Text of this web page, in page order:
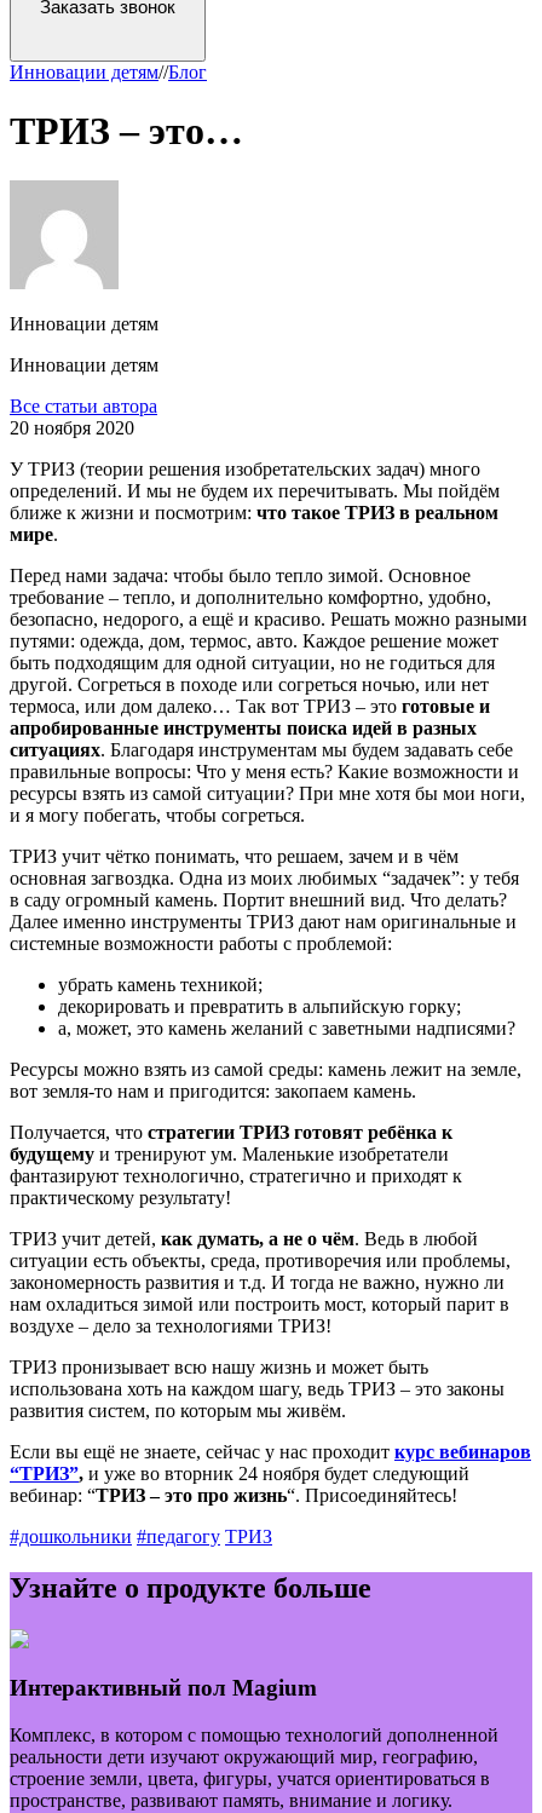
Заказать звонок
Инновации детям//Блог
ТРИЗ – это…
Инновации детям
Инновации детям
Все статьи автора
20 ноября 2020
У ТРИЗ (теории решения изобретательских задач) много
определений. И мы не будем их перечитывать. Мы пойдём
ближе к жизни и посмотрим: что такое ТРИЗ в реальном
мире.
Перед нами задача: чтобы было тепло зимой. Основное
требование – тепло, и дополнительно комфортно, удобно,
безопасно, недорого, а ещё и красиво. Решать можно разными
путями: одежда, дом, термос, авто. Каждое решение может
быть подходящим для одной ситуации, но не годиться для
другой. Согреться в походе или согреться ночью, или нет
термоса, или дом далеко… Так вот ТРИЗ – это готовые и
апробированные инструменты поиска идей в разных
ситуациях. Благодаря инструментам мы будем задавать себе
правильные вопросы: Что у меня есть? Какие возможности и
ресурсы взять из самой ситуации? При мне хотя бы мои ноги,
и я могу побегать, чтобы согреться.
ТРИЗ учит чётко понимать, что решаем, зачем и в чём
основная загвоздка. Одна из моих любимых “задачек”: у тебя
в саду огромный камень. Портит внешний вид. Что делать?
Далее именно инструменты ТРИЗ дают нам оригинальные и
системные возможности работы с проблемой:
убрать камень техникой;
декорировать и превратить в альпийскую горку;
а, может, это камень желаний с заветными надписями?
Ресурсы можно взять из самой среды: камень лежит на земле,
вот земля-то нам и пригодится: закопаем камень.
Получается, что стратегии ТРИЗ готовят ребёнка к
будущему и тренируют ум. Маленькие изобретатели
фантазируют технологично, стратегично и приходят к
практическому результату!
ТРИЗ учит детей, как думать, а не о чём. Ведь в любой
ситуации есть объекты, среда, противоречия или проблемы,
закономерность развития и т.д. И тогда не важно, нужно ли
нам охладиться зимой или построить мост, который парит в
воздухе – дело за технологиями ТРИЗ!
ТРИЗ пронизывает всю нашу жизнь и может быть
использована хоть на каждом шагу, ведь ТРИЗ – это законы
развития систем, по которым мы живём.
Если вы ещё не знаете, сейчас у нас проходит курс вебинаров
“ТРИЗ”, и уже во вторник 24 ноября будет следующий
вебинар: “ТРИЗ – это про жизнь“. Присоединяйтесь!
#дошкольники #педагогу ТРИЗ
Узнайте о продукте больше
Интерактивный пол Magium
Комплекс, в котором с помощью технологий дополненной
реальности дети изучают окружающий мир, географию,
строение земли, цвета, фигуры, учатся ориентироваться в
пространстве, развивают память, внимание и логику.